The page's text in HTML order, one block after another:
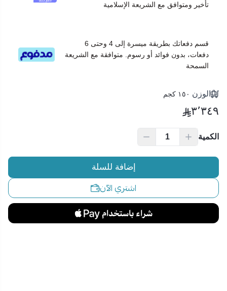
تأخير ومتوافق مع الشريعة الإسلامية
قسم دفعاتك بطريقة ميسرة إلى 4 وحتى 6
دفعات، بدون فوائد أو رسوم. متوافقة مع الشريعة
السمحة
الوزن ١٥٠ كجم
٣٬٣٤٩
الكمية
إضافة للسلة
اشتري الآن